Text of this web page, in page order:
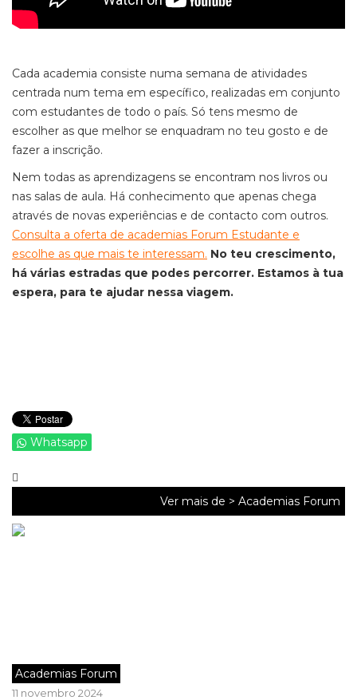
Cada academia consiste numa semana de atividades
centrada num tema em específico, realizadas em conjunto
com estudantes de todo o país. Só tens mesmo de
escolher as que melhor se enquadram no teu gosto e de
fazer a inscrição.
Nem todas as aprendizagens se encontram nos livros ou
nas salas de aula. Há conhecimento que apenas chega
através de novas experiências e de contacto com outros.
Consulta a oferta de academias Forum Estudante e
escolhe as que mais te interessam. No teu crescimento,
há várias estradas que podes percorrer. Estamos à tua
espera, para te ajudar nessa viagem.
Whatsapp
Ver mais de > Academias Forum
Academias Forum
11 novembro 2024